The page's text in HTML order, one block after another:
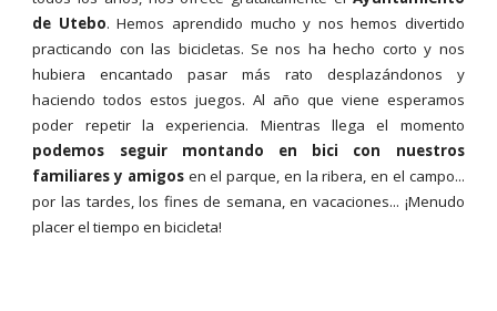
de Utebo. Hemos aprendido mucho y nos hemos divertido
practicando con las bicicletas. Se nos ha hecho corto y nos
hubiera encantado pasar más rato desplazándonos y
haciendo todos estos juegos. Al año que viene esperamos
poder repetir la experiencia. Mientras llega el momento
podemos seguir montando en bici con nuestros
familiares y amigos en el parque, en la ribera, en el campo...
por las tardes, los fines de semana, en vacaciones... ¡Menudo
placer el tiempo en bicicleta!